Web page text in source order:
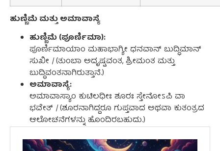
ಹುಣ್ಣಿಮೆ ಮತ್ತು ಅಮಾವಾಸ್ಯೆ
ಹುಣ್ಣಿಮೆ (ಪೂರ್ಣಿಮಾ):
ಪೂರ್ಣಿಮಾಯಾಂ ಮಹಾಭಾಗ್ಯೀ ಧನವಾನ್ ಬುದ್ಧಿಮಾನ್
ಸುಖೀ |(ತುಂಬಾ ಅದೃಷ್ಟವಂತ, ಶ್ರೀಮಂತ ಮತ್ತು
ಬುದ್ಧಿವಂತನಾಗಿರುತ್ತಾನೆ.)
ಅಮಾವಾಸ್ಯೆ:
ಅಮಾವಾಸ್ಯಾಂ ಕುಟಿಲಧೀಃ ಶೂರಃ ಸ್ತೇನೋಽಪಿ ವಾ
ಭವೇತ್ |(ಶೂರನಾಗಿದ್ದರೂ ಗುಪ್ತವಾದ ಅಥವಾ ಕುತಂತ್ರದ
ಆಲೋಚನೆಗಳನ್ನು ಹೊಂದಿರಬಹುದು.)